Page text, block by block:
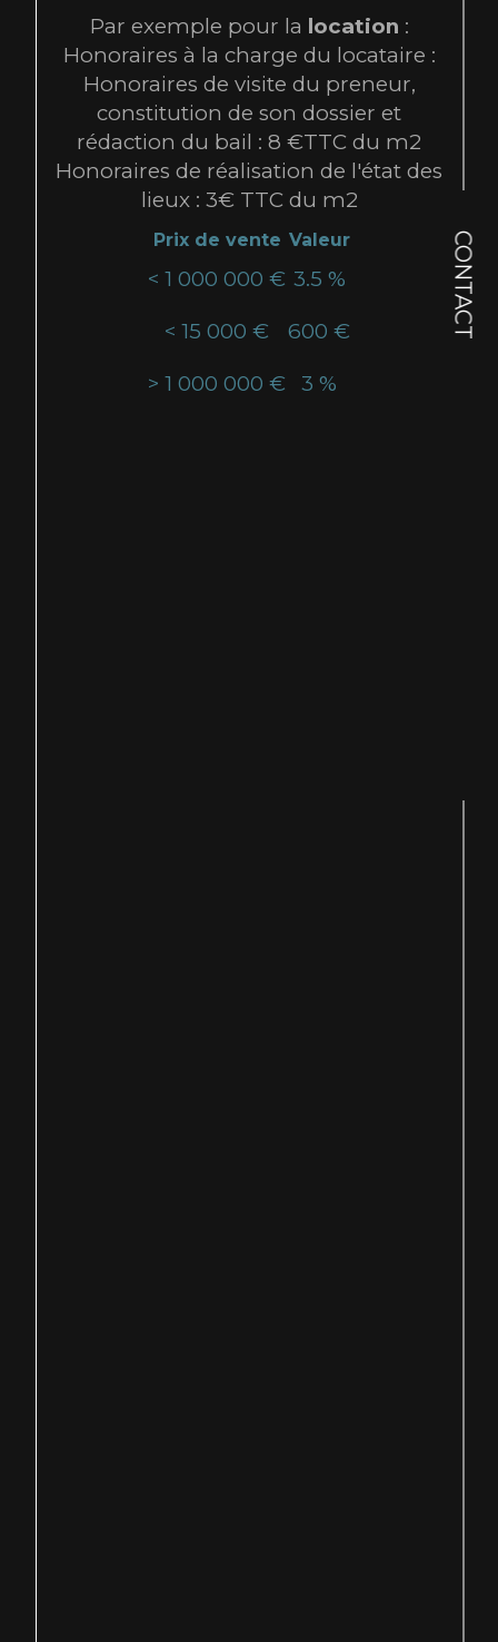
CONTACT
Par exemple pour la location :
Honoraires à la charge du locataire :
Honoraires de visite du preneur,
constitution de son dossier et
rédaction du bail : 8 €TTC du m2
Honoraires de réalisation de l'état des
lieux : 3€ TTC du m2
Prix de vente Valeur
< 1 000 000 € 3.5 %
< 15 000 € 600 €
> 1 000 000 € 3 %